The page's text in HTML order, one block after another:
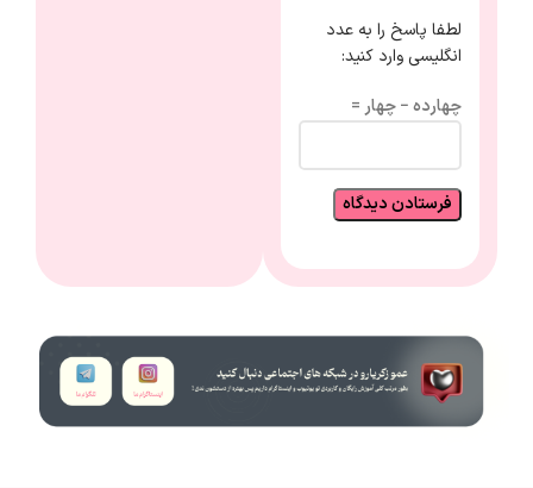
لطفا پاسخ را به عدد
انگلیسی وارد کنید:
چهارده − چهار =